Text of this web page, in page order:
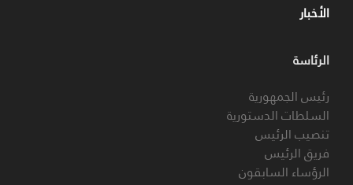
الأخبار
الرئاسة
رئيس الجمهورية
السلطات الدستورية
تنصيب الرئيس
فريق الرئيس
الرؤساء السابقون